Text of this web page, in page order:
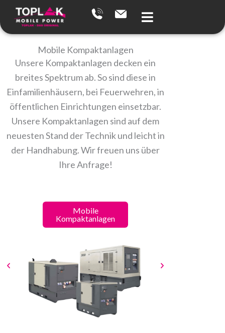
Zum
Inhalt
springen
Mobile Kompaktanlagen
Unsere Kompaktanlagen decken ein
breites Spektrum ab. So sind diese in
Einfamilienhäusern, bei Feuerwehren, in
öffentlichen Einrichtungen einsetzbar.
Unsere Kompaktanlagen sind auf dem
neuesten Stand der Technik und leicht in
der Handhabung. Wir freuen uns über
Ihre Anfrage!
Mobile
Kompaktanlagen